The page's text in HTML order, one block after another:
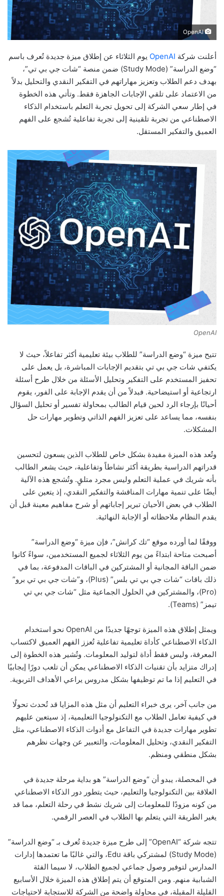
OpenAI
أعلنت شركة OpenAI يوم الثلاثاء عن إطلاق ميزة جديدة تُعرف باسم
“وضع الدراسة” (Study Mode) ضمن منصة “شات جي بي تي”،
بهدف دعم الطلاب وتعزيز مهاراتهم في التفكير النقدي والتحليل بدلاً
من الاعتماد على تلقي الإجابات الجاهزة فقط. وتأتي هذه الخطوة
في إطار سعي الشركة إلى تحويل تجربة التعلم باستخدام الذكاء
الاصطناعي من تجربة تلقينية إلى تجربة تفاعلية تُشجع على الفهم
العميق والتفكير المستقل.
OpenAI
تتيح ميزة “وضع الدراسة” للطلاب بيئة تعليمية أكثر تفاعلاً، حيث لا
يكتفي شات جي بي تي بتقديم الإجابات المباشرة، بل يعمل على
تحفيز المستخدم على التفكير وتحليل الأسئلة من خلال طرح أسئلة
ارتجاعية أو استيضاحية. فبدلاً من أن يقدم الإجابة على الفور، يقوم
أحيانًا بإرجاء الرد لحين قيام الطالب بمحاولة تفسير أو تحليل السؤال
بنفسه، مما يساعد على تعزيز الفهم الذاتي وتطوير مهارات حل
المشكلات.
وتُعد هذه الميزة مفيدة بشكل خاص للطلاب الذين يسعون لتحسين
قدراتهم الدراسية بطريقة أكثر نشاطاً وتفاعلية، حيث يشعر الطالب
بأنه شريك في عملية التعلم وليس مجرد متلقٍ. وتُشجع هذه الآلية
أيضًا على تنمية مهارات المناقشة والتفكير النقدي، إذ يتعين على
الطلاب في بعض الأحيان تبرير إجاباتهم أو شرح مفاهيم معينة قبل أن
يقدم النظام ملاحظاته أو الإجابة النهائية.
ووفقًا لما أورده موقع “تك كرانش”، فإن ميزة “وضع الدراسة”
أصبحت متاحة ابتداءً من يوم الثلاثاء لجميع المستخدمين، سواءً كانوا
ضمن الباقة المجانية أو المشتركين في الباقات المدفوعة، بما في
ذلك باقات “شات جي بي تي بلس” (Plus)، و”شات جي بي تي برو”
(Pro)، والمشتركين في الحلول الجماعية مثل “شات جي بي تي
تيمز” (Teams).
ويمثل إطلاق هذه الميزة توجهًا جديدًا من OpenAI نحو استخدام
الذكاء الاصطناعي كأداة تعليمية تفاعلية تُعزز الفهم العميق لاكتساب
المعرفة، وليس فقط أداة لتوليد المعلومات. وتُشير هذه الخطوة إلى
إدراك متزايد بأن تقنيات الذكاء الاصطناعي يمكن أن تلعب دورًا إيجابيًا
في التعليم إذا ما تم توظيفها بشكل مدروس يراعي الأهداف التربوية.
من جانب آخر، يرى خبراء التعليم أن مثل هذه المزايا قد تُحدث تحولًا
في كيفية تعامل الطلاب مع التكنولوجيا التعليمية، إذ سيتعين عليهم
تطوير مهارات جديدة في التفاعل مع أدوات الذكاء الاصطناعي، مثل
التفكير النقدي، وتحليل المعلومات، والتعبير عن وجهات نظرهم
بشكل منطقي ومنظم.
في المحصلة، يبدو أن “وضع الدراسة” هو بداية مرحلة جديدة في
العلاقة بين التكنولوجيا والتعليم، حيث يتطور دور الذكاء الاصطناعي
من كونه مزودًا للمعلومات إلى شريك نشط في رحلة التعلم، مما قد
يغير الطريقة التي يتعلم بها الطلاب في العصر الرقمي.
تتجه شركة “OpenAI” إلى طرح ميزة جديدة تُعرف بـ “وضع الدراسة”
(Study Mode) لمشتركي باقة Edu، والتي غالبًا ما تعتمدها إدارات
المدارس لتوفير وصول جماعي لجميع الطلاب، لا سيما الفئة
الشبابية منهم. ومن المتوقع أن يتم إطلاق هذه الميزة خلال الأسابيع
القليلة المقبلة، في محاولة واضحة من الشركة للاستجابة لاحتياجات